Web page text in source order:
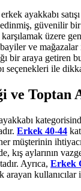
ayakkabı
güvenilir
karşılamak üzere
ve
bir araya getiren
seçenekleri ile
ve Toptan
Erkek 40-44
müşterinin
kış aylarının
Ayrıca, Erkek
arayan